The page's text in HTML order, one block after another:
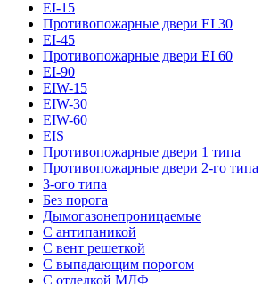
EI-15
Противопожарные двери EI 30
EI-45
Противопожарные двери EI 60
EI-90
EIW-15
EIW-30
EIW-60
EIS
Противопожарные двери 1 типа
Противопожарные двери 2-го типа
3-ого типа
Без порога
Дымогазонепроницаемые
С антипаникой
С вент решеткой
С выпадающим порогом
С отделкой МДФ